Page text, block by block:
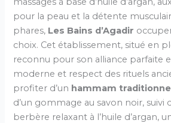
pour la peau et la détente
phares, Les Bains d’Agadir
choix. Cet établissement, situé en
reconnu pour son alliance parfaite
moderne et respect des rituels
profiter d’un hammam
d’un gommage au savon noir, suivi
berbère relaxant à l’huile d’argan,